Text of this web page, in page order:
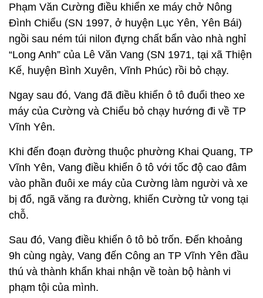
Phạm Văn Cường điều khiển xe máy chở Nông
Đình Chiểu (SN 1997, ở huyện Lục Yên, Yên Bái)
ngồi sau ném túi nilon đựng chất bẩn vào nhà nghỉ
“Long Anh” của Lê Văn Vang (SN 1971, tại xã Thiện
Kế, huyện Bình Xuyên, Vĩnh Phúc) rồi bỏ chạy.
Ngay sau đó, Vang đã điều khiển ô tô đuổi theo xe
máy của Cường và Chiểu bỏ chạy hướng đi về TP
Vĩnh Yên.
Khi đến đoạn đường thuộc phường Khai Quang, TP
Vĩnh Yên, Vang điều khiển ô tô với tốc độ cao đâm
vào phần đuôi xe máy của Cường làm người và xe
bị đổ, ngã văng ra đường, khiến Cường tử vong tại
chỗ.
Sau đó, Vang điều khiển ô tô bỏ trốn. Đến khoảng
9h cùng ngày, Vang đến Công an TP Vĩnh Yên đầu
thú và thành khẩn khai nhận về toàn bộ hành vi
phạm tội của mình.